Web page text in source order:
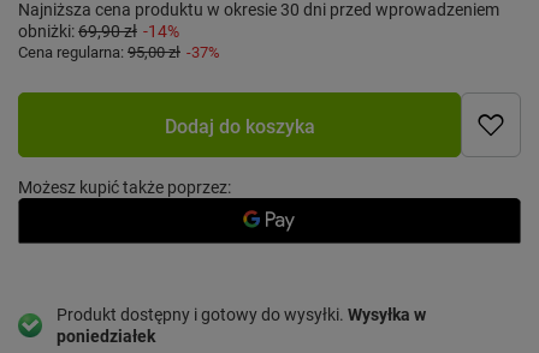
Najniższa cena produktu w okresie 30 dni przed wprowadzeniem
obniżki:69,90 zł -14%
Cena regularna: 95,00 zł -37%
Dodaj do koszyka
Możesz kupić także poprzez:
Produkt dostępny i gotowy do wysyłki Wysyłka w
poniedziałek